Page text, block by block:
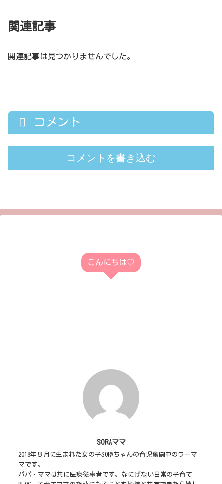
関連記事
関連記事は見つかりませんでした。
コメント
コメントを書き込む
こんにちは♡
SORAママ
2018年８月に生まれた女の子SORAちゃんの育児奮闘中のワーマ
マです。
パパ・ママは共に医療従事者です。なにげない日常の子育て